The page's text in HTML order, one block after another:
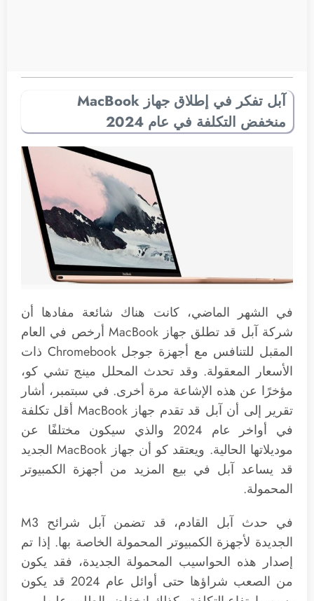
آبل تفكر في إطلاق جهاز MacBook
منخفض التكلفة في عام 2024
في الشهر الماضي، كانت هناك شائعة مفادها أن
شركة آبل قد تطلق جهاز MacBook أرخص في العام
المقبل للتنافس مع أجهزة جوجل Chromebook ذات
الأسعار المعقولة. وقد تحدث المحلل مينج تشي كو،
مؤخرًا عن هذه الإشاعة مرة أخرى. في سبتمبر، أشار
تقرير إلى أن آبل قد تقدم جهاز MacBook أقل تكلفة
في أواخر عام 2024 والذي سيكون مختلفًا عن
موديلاتها الحالية. ويعتقد كو أن جهاز MacBook الجديد
قد يساعد آبل في بيع المزيد من أجهزة الكمبيوتر
المحمولة.
في حدث آبل القادم، قد تضمن آبل شرائح M3
الجديدة لأجهزة الكمبيوتر المحمولة الخاصة بها. إذا تم
إصدار هذه الحواسيب المحمولة الجديدة، فقد يكون
من الصعب شراؤها حتى أوائل عام 2024 قد يكون